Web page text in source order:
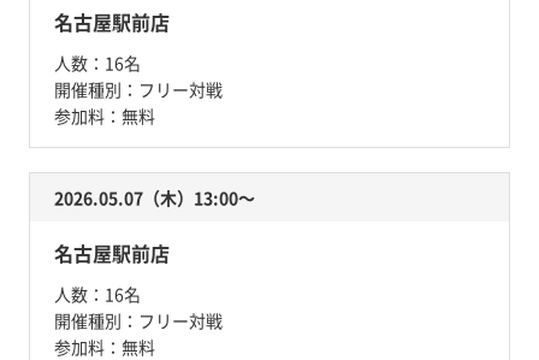
名古屋駅前店
人数： 16名
開催種別： フリー対戦
参加料： 無料
2026.05.07（木）13:00〜
名古屋駅前店
人数： 16名
開催種別： フリー対戦
参加料： 無料